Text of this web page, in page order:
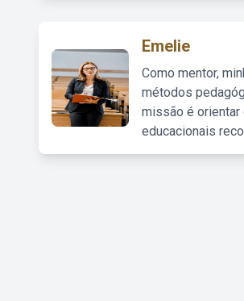
Emelie
Como mentor,
métodos
missão é orientar
educacionais